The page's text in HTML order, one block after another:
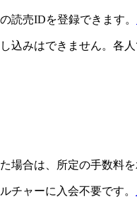
読売IDを登録できます。
みはできません。各
合は、所定の手数料を
チャーに入会不要です。